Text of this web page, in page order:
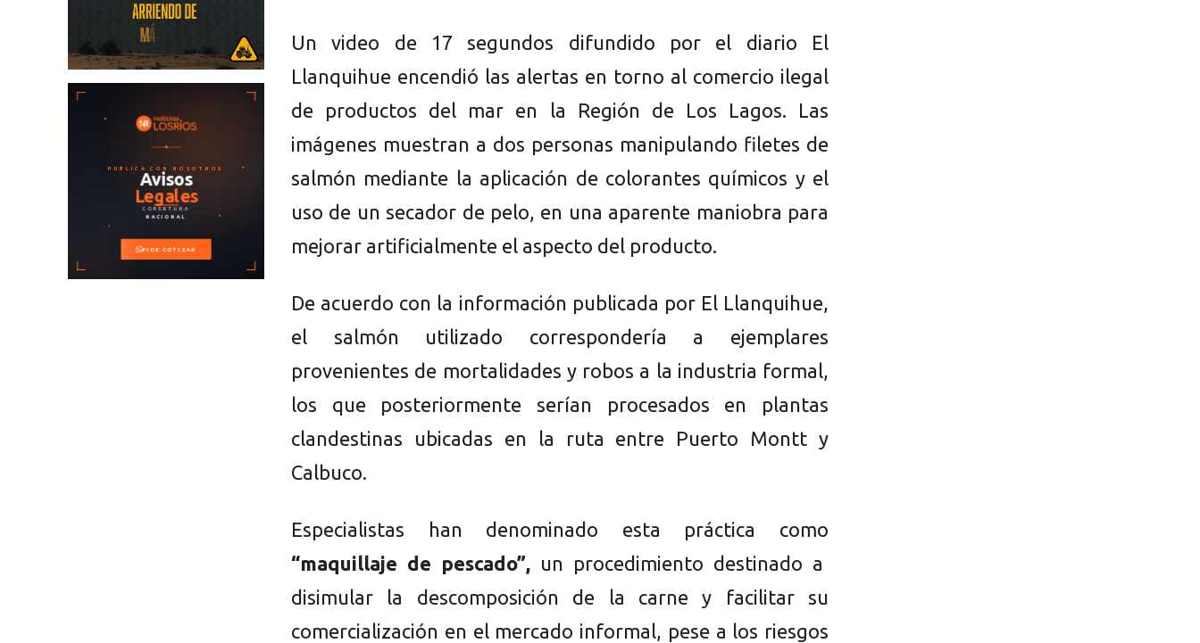
Un video de 17 segundos difundido por el diario El
Llanquihue encendió las alertas en torno al comercio ilegal
de productos del mar en la Región de Los Lagos. Las
imágenes muestran a dos personas manipulando filetes de
salmón mediante la aplicación de colorantes químicos y el
uso de un secador de pelo, en una aparente maniobra para
mejorar artificialmente el aspecto del producto.
De acuerdo con la información publicada por El Llanquihue,
el salmón utilizado correspondería a ejemplares
provenientes de mortalidades y robos a la industria formal,
los que posteriormente serían procesados en plantas
clandestinas ubicadas en la ruta entre Puerto Montt y
Calbuco.
Especialistas han denominado esta práctica como
“maquillaje de pescado”, un procedimiento destinado a
disimular la descomposición de la carne y facilitar su
comercialización en el mercado informal, pese a los riesgos